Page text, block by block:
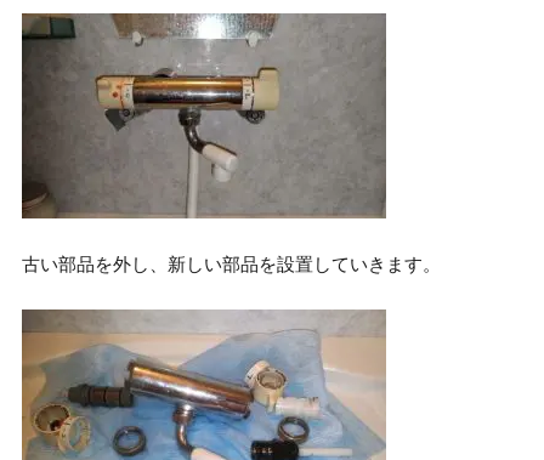
古い部品を外し、新しい部品を設置していきます。